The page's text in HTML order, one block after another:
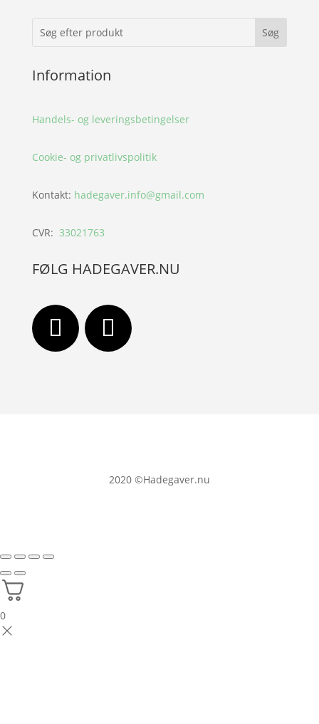
Information
Handels- og leveringsbetingelser
Cookie- og privatlivspolitik
Kontakt: hadegaver.info@gmail.com
CVR: 33021763
FØLG HADEGAVER.NU
2020 ©Hadegaver.nu
0